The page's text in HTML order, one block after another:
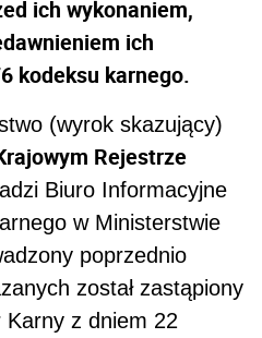
ich wykonaniem,
ich
kodeksu karnego.
(wyrok skazujący)
Rejestrze
Biuro Informacyjne
w Ministerstwie
poprzednio
został zastąpiony
z dniem 22